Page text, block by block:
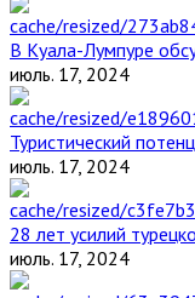
В Куала-Лумпуре
июль. 17, 2024
Туристический
июль. 17, 2024
28 лет усилий
июль. 17, 2024